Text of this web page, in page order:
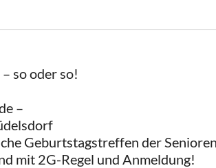
so oder so!
–
Geburtstagstreffen der
mit 2G-Regel und Anmeldung!